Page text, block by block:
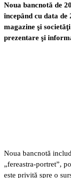
Noua bancnotă de
începând cu data de
magazine şi
prezentare şi
Noua bancnotă
„fereastra-portret”,
este privită spre o